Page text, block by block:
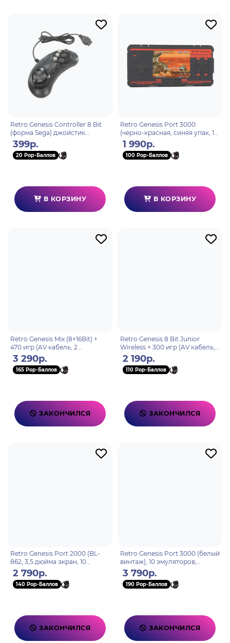
Retro Genesis Controller 8 Bit
(форма Sega) джойстик
проводной 9pin (без упаковки)
399р.
20 Pop-Баллов
В КОРЗИНУ
Retro Genesis Port 3000
(черно-красная, синяя упак, 10
эмул, 4000+игр, 3.0 IPS,SD-
карта, сохранения)
1 990р.
100 Pop-Баллов
В КОРЗИНУ
Retro Genesis Mix (8+16Bit) +
470 игр (AV кабель, 2
проводных джойстика)
3 290р.
165 Pop-Баллов
ЗАКОНЧИЛСЯ
Retro Genesis 8 Bit Junior
Wireless + 300 игр (AV кабель,
2 беспроводных джойстика)
2 190р.
110 Pop-Баллов
ЗАКОНЧИЛСЯ
Retro Genesis Port 2000 (BL-
862, 3,5 дюйма экран, 10
эмуляторов, черная, 3000+
игр, сохранения)
2 790р.
140 Pop-Баллов
ЗАКОНЧИЛСЯ
Retro Genesis Port 3000 (белый
винтаж), 10 эмуляторов,
4000+игр, 3.0 экран IPS,SD-
карта, сохранения)
3 790р.
190 Pop-Баллов
ЗАКОНЧИЛСЯ